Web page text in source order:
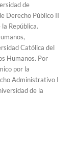
de
Derecho Público II
República.
Católica del
Humanos. Por
por la
Administrativo I
de la